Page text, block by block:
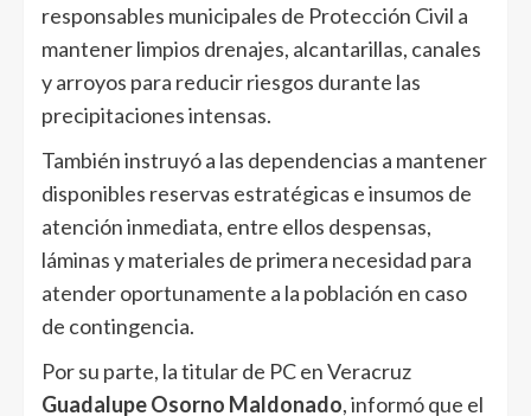
responsables municipales de Protección Civil a
mantener limpios drenajes, alcantarillas, canales
y arroyos para reducir riesgos durante las
precipitaciones intensas.
También instruyó a las dependencias a mantener
disponibles reservas estratégicas e insumos de
atención inmediata, entre ellos despensas,
láminas y materiales de primera necesidad para
atender oportunamente a la población en caso
de contingencia.
Por su parte, la titular de PC en Veracruz
Guadalupe Osorno Maldonado, informó que el